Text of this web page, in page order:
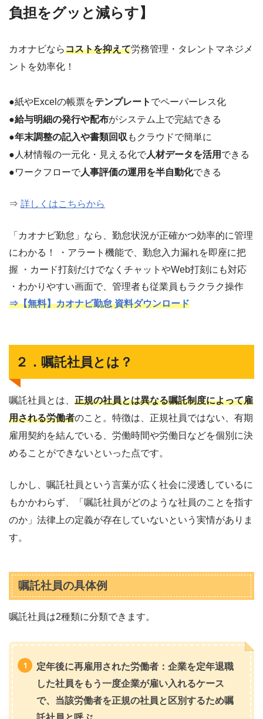
負担をグッと減らす】
カオナビならコストを抑えて労務管理・タレントマネジメ
ントを効率化！
●紙やExcelの帳票をテンプレート でペーパーレス化
●給与明細の発行や配布がシステム上で完結できる
●年末調整の記入や書類回収もクラウドで簡単に
●人材情報の一元化・見える化で人材データを活用 できる
●ワークフローで人事評価の運用を半自動化できる
⇒ 詳しくはこちらから
「カオナビ勤怠」なら、勤怠状況が正確かつ効率的に管理
にわかる！ ・アラート機能で、勤怠入力漏れを即座に把
握 ・カード打刻だけでなくチャットやWeb打刻にも対応
・わかりやすい画面で、管理者も従業員もラクラク操作
⇒【無料】カオナビ勤怠 資料ダウンロード
２．嘱託社員とは？
嘱託社員とは、 正規の社員とは異なる嘱託制度によって雇
用される労働者のこと。特徴は、正規社員ではない、有期
雇用契約を結んでいる、労働時間や労働日などを個別に決
めることができないといった点です。
しかし、嘱託社員という言葉が広く社会に浸透しているに
もかかわらず、「嘱託社員がどのような社員のことを指す
のか」法律上の定義が存在していないという実情がありま
す。
嘱託社員の具体例
嘱託社員は2種類に分類できます。
定年後に再雇用された労働者：企業を定年退職
した社員をもう一度企業が雇い入れるケース
で、当該労働者を正規の社員と区別するため嘱